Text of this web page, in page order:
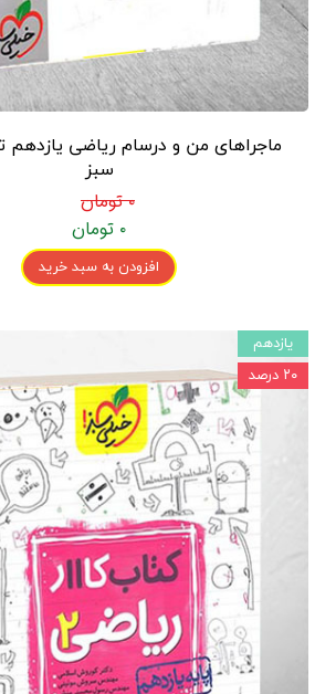
ماجراهای من و درسام ریاضی یازدهم
سبز
۰ تومان
۰ تومان
افزودن به سبد خرید
یازدهم
۲۰ درصد